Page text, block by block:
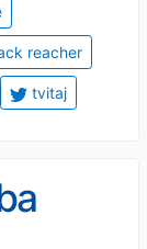
reacher
tvitaj